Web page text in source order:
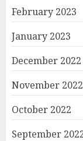
February 2023
January 2023
December 2022
November 2022
October 2022
September